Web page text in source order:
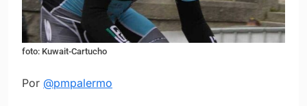
foto: Kuwait-Cartucho
Por @pmpalermo